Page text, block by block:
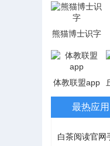
熊猫博士识字
体教联盟app
最热应用
白茶阅读官网